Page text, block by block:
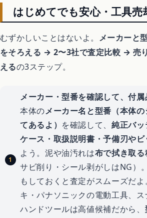
はじめてでも安心・工具
むずかしいことはないよ。 メーカーと
をそろえる → 2〜3社で査定比較 → 売
えるの3ステップ。
メーカー・型番を確認して、付属
本体のメーカー名と型番（本体
てあるよ） を確認して、純正バッ
ケース・取扱説明書・予備刃やビ
よう。泥や油汚れは布で拭き取る
サビ削り・シール剥がしはNG）
もしておくと査定がスムーズだ
キ・パナソニックの電動工具、
ハンドツールは高値候補だから、